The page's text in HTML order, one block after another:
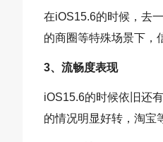
在iOS15.6的时候，去
的商圈等特殊场景下，
3、流畅度表现
iOS15.6的时候依旧还
的情况明显好转，淘宝